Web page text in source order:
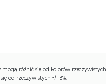
różnić się od kolorów rzeczywistych.
od rzeczywistych +/- 3%.